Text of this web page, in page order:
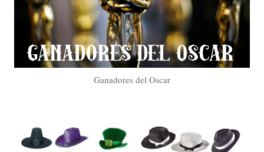
Ganadores del Oscar